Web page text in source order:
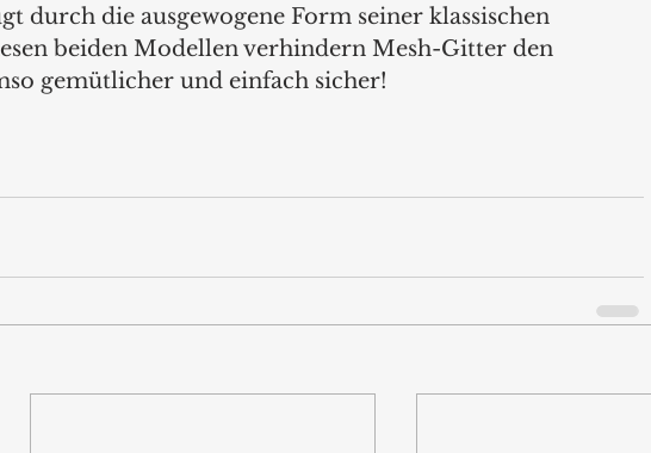
durch die ausgewogene Form seiner klassischen
beiden Modellen verhindern Mesh-Gitter den
gemütlicher und einfach sicher!